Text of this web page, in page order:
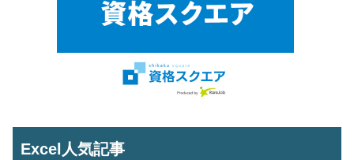
Excel人気記事